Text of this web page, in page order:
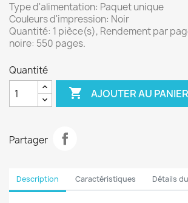
Type d'alimentation: Paquet unique
Couleurs d'impression: Noir
Quantité: 1 pièce(s), Rendement par
noire: 550 pages.
Quantité
 AJOUTER AU PANIER
Partager
Description Caractéristiques Détails